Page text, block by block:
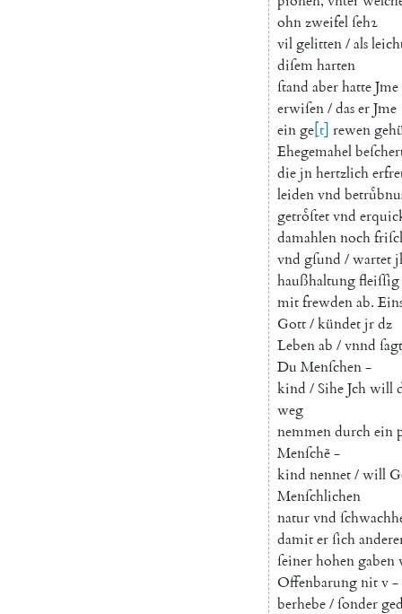
ohnzweifelſehꝛ
vilgelitten/als
diſemharten
ſtand aberhatteJme
erwiſen/daserJme
einge t rewen
Ehegemahel
diejnhertzlich
leidenvnd
getroͤſtetvnd
damahlennoch
vnd gſund /wartet
haußhaltungfleiſſig
mitfrewdenab.
Gott/kündetjrdz
Lebenab /vnnd ſagt
Du Menſchen-
kind /SiheJchwill
weg
nemmendurchein
Menſchẽ-
kind nennet/will
Menſchlichen
naturvnd
damiterſich
ſeinerhohengaben
Offenbarungnitv-
berhebe/ſonder